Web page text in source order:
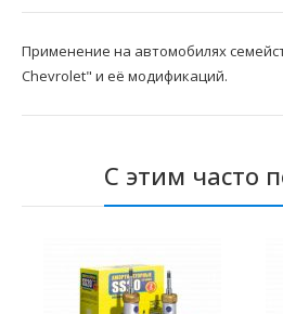
Применение на автомобилях
Chevrolet" и её модификаций.
С этим часто